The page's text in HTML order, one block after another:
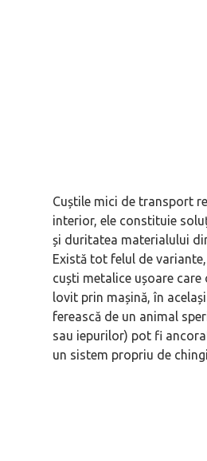
Cuștile mici de transport
interior, ele constituie
și duritatea materialului
Există tot felul de
cuști metalice ușoare
lovit prin mașină, în
ferească de un animal
sau iepurilor) pot fi
un sistem propriu de